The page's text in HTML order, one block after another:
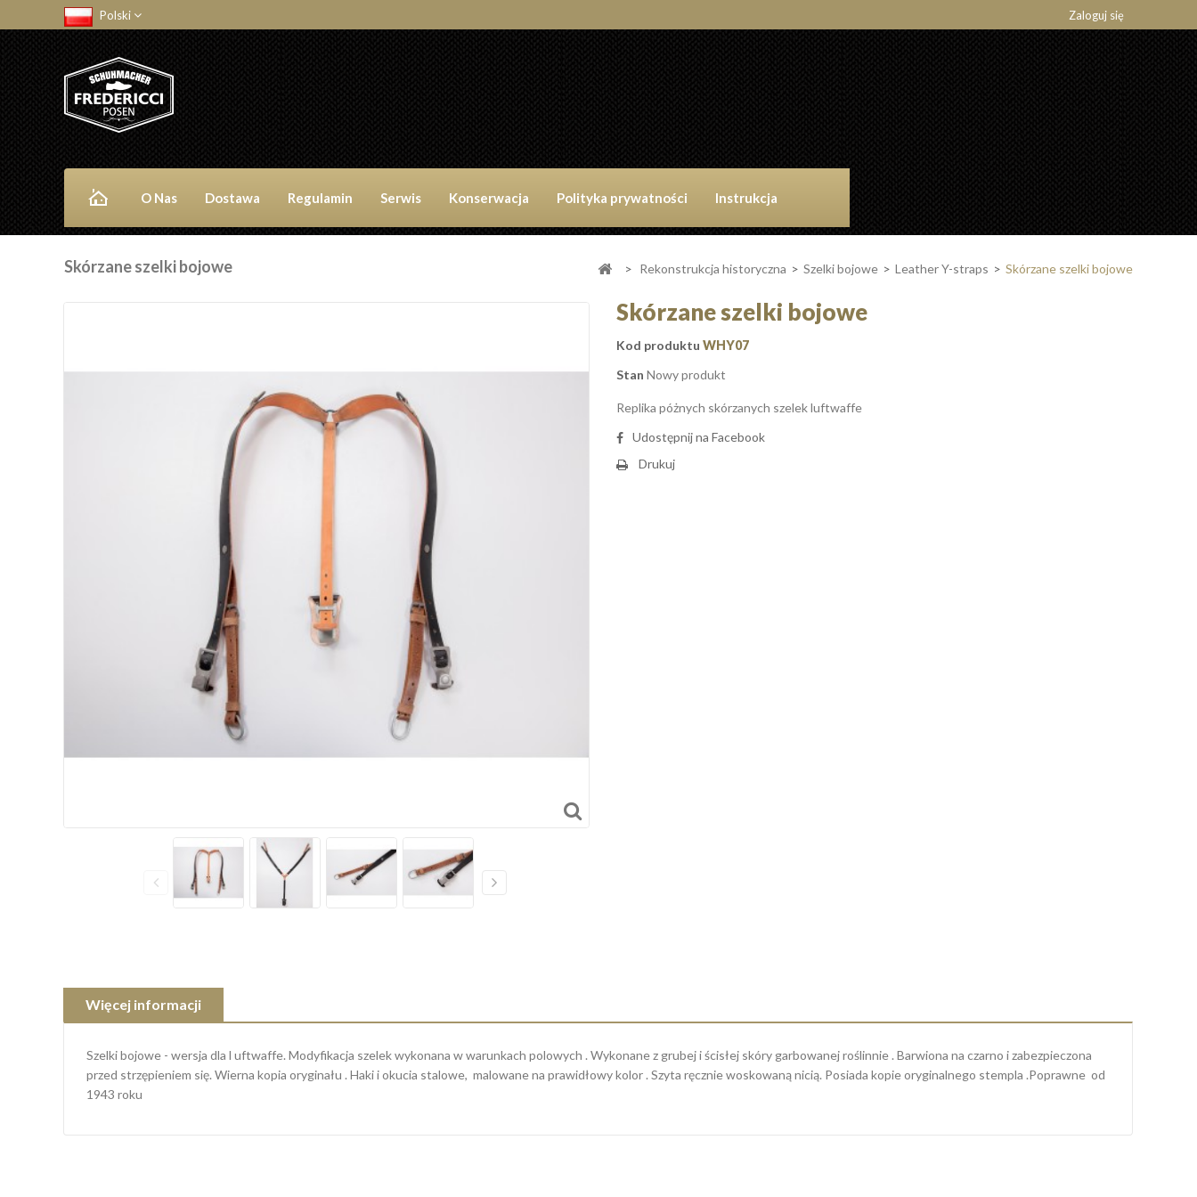
Polski Zaloguj się
O Nas Dostawa Regulamin Serwis Konserwacja Polityka prywatności Instrukcja
Skórzane szelki bojowe > Rekonstrukcja historyczna > Szelki bojowe > Leather Y-straps > Skórzane szelki bojowe
Skórzane szelki bojowe
Kod produktu WHY07
Stan Nowy produkt
Replika póżnych skórzanych szelek luftwaffe
Udostępnij na Facebook
Drukuj
Więcej informacji
Szelki bojowe - wersja dla l uftwaffe. Modyfikacja szelek wykonana w warunkach polowych . Wykonane z grubej i ścisłej skóry garbowanej roślinnie . Barwiona na czarno i zabezpieczona
przed strzępieniem się. Wierna kopia oryginału . Haki i okucia stalowe, malowane na prawidłowy kolor . Szyta ręcznie woskowaną nicią. Posiada kopie oryginalnego stempla .Poprawne od
1943 roku